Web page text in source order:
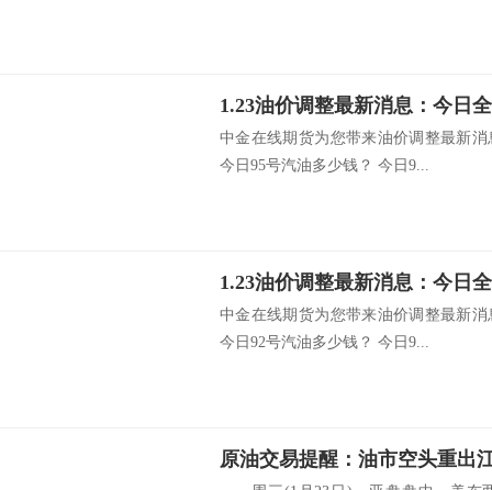
中金在线期货为您带来油价调整最新
今日95号汽油多少钱？ 今日9...
中金在线期货为您带来油价调整最新
今日92号汽油多少钱？ 今日9...